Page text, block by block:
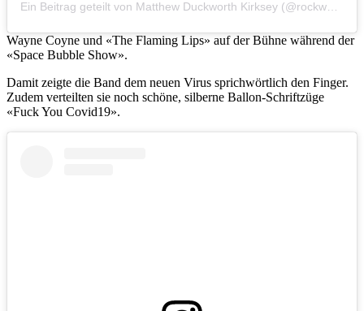
Wayne Coyne und «The Flaming Lips» auf der Bühne während der
«Space Bubble Show».
Damit zeigte die Band dem neuen Virus sprichwörtlich den Finger.
Zudem verteilten sie noch schöne, silberne Ballon-Schriftzüge
«Fuck You Covid19».